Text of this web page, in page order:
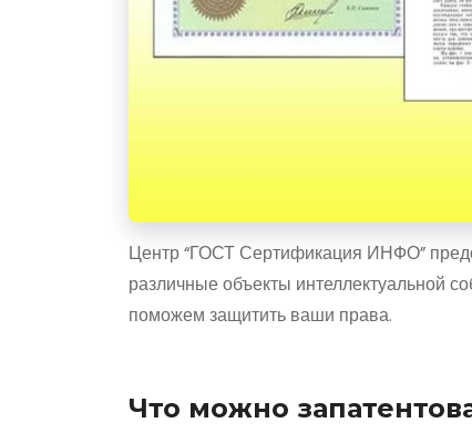
Центр “ГОСТ Сертификация ИНФО”
различные объекты интеллектуальной
поможем защитить ваши права.
Что можно